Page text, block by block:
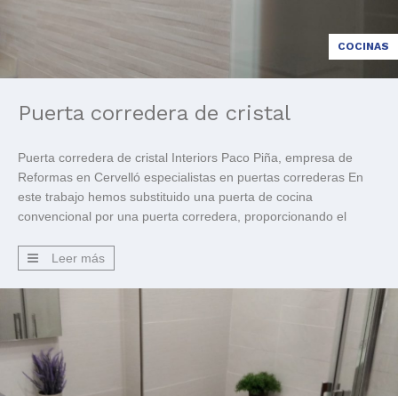
COCINAS
Puerta corredera de cristal
Puerta corredera de cristal Interiors Paco Piña, empresa de
Reformas en Cervelló especialistas en puertas correderas En
este trabajo hemos substituido una puerta de cocina
convencional por una puerta corredera, proporcionando el
Interiors Paco Piña nuestra prioridad es vuestra satisfacción,
garantizamos la mejor calidad en nuestros […]
Leer más